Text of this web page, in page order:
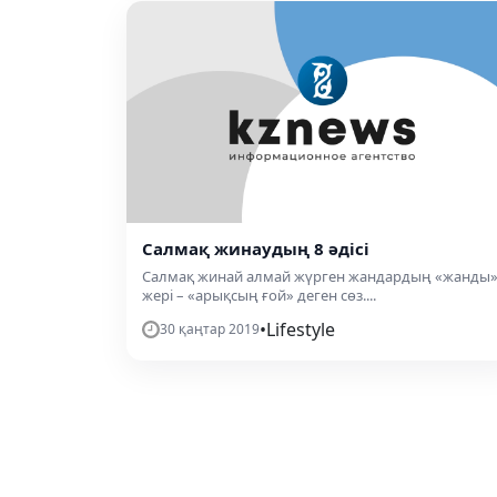
Салмақ жинаудың 8 әдісі
Салмақ жинай алмай жүрген жандардың «жанды»
жері – «арықсың ғой» деген сөз....
30 қаңтар 2019•Lifestyle